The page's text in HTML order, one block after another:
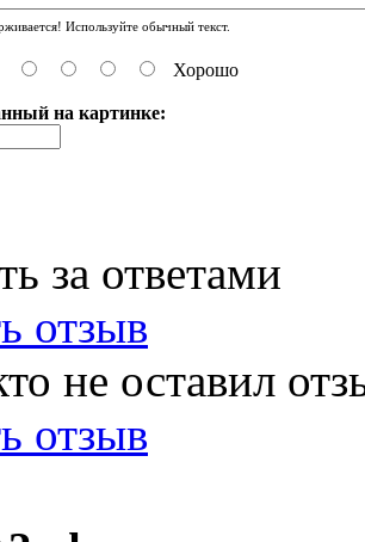
Используйте обычный текст.
Хорошо
на картинке:
за ответами
отзыв
не оставил
отзыв